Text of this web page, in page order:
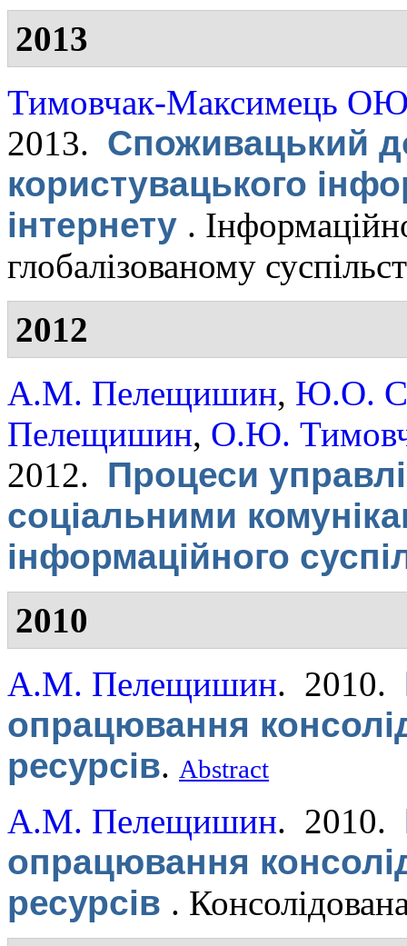
2013
Тимовчак-Максимець
2013. Споживацький
користувацького
інтернету .
глобалізованому
2012
А.М. Пелещишин, Ю.О.
Пелещишин, О.Ю.
2012. Процеси
соціальними
інформаційного
2010
А.М. Пелещишин. 2010.
опрацювання
ресурсів. Abstract
А.М. Пелещишин. 2010.
опрацювання
ресурсів .